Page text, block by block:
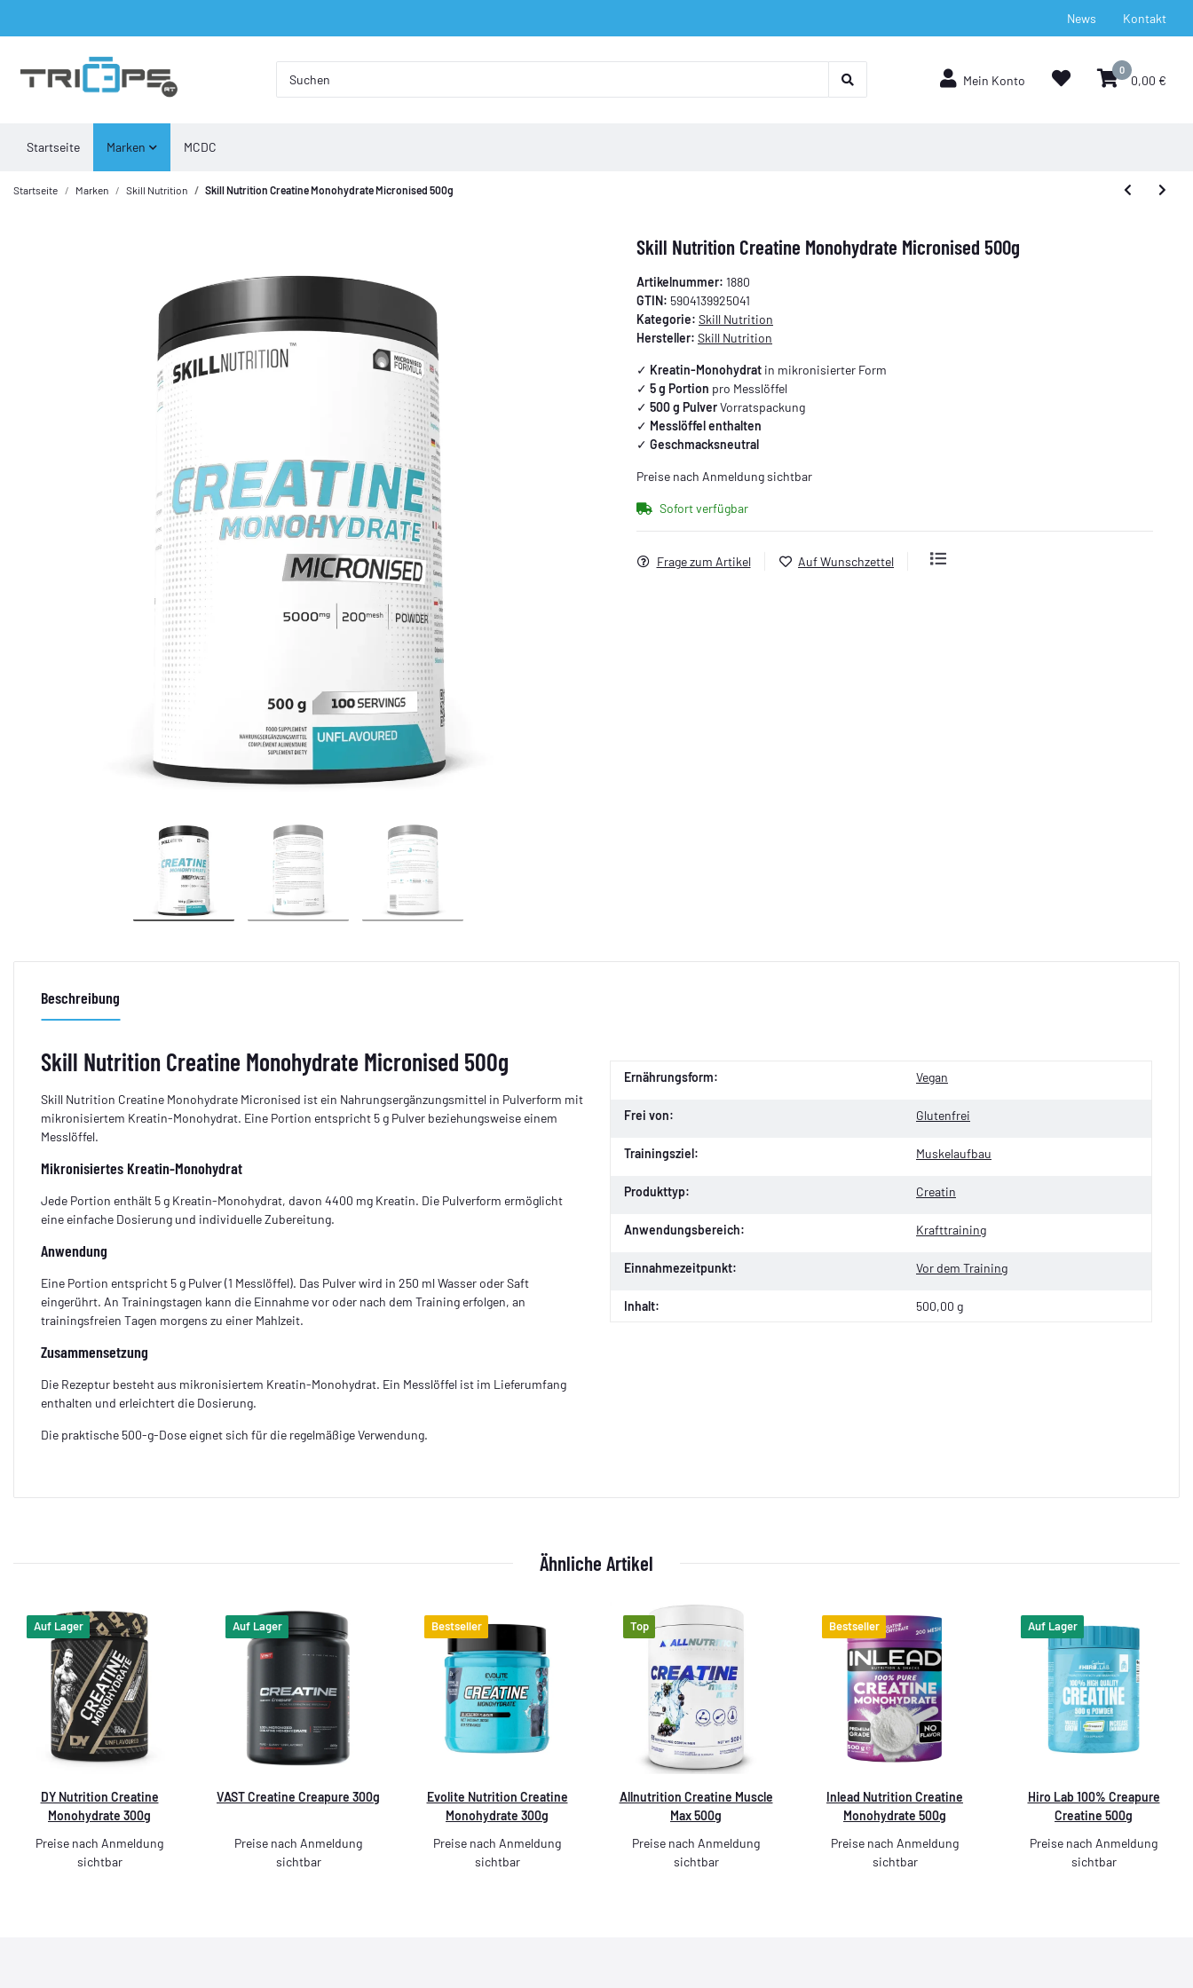
News Kontakt
Mein Konto
0
0,00 €
Marken MCDC
Startseite
Startseite Marken Skill Nutrition Skill Nutrition Creatine Monohydrate Micronised 500g
Skill Nutrition Creatine Monohydrate Micronised 500g
Artikelnummer: 1880
GTIN: 5904139925041
Kategorie: Skill Nutrition
Hersteller: Skill Nutrition
✓ Kreatin-Monohydrat in mikronisierter Form
✓ 5 g Portion pro Messlöffel
✓ 500 g PulverVorratspackung
✓ Messlöffel enthalten
✓ Geschmacksneutral
Preise nach Anmeldung sichtbar
Sofort verfügbar
Frage zum Artikel Auf Wunschzettel
Beschreibung
Skill Nutrition Creatine Monohydrate Micronised 500g
Skill Nutrition Creatine Monohydrate Micronised ist ein Nahrungsergänzungsmittel in Pulverform mit
mikronisiertem Kreatin-Monohydrat. Eine Portion entspricht 5 g Pulver beziehungsweise einem
Messlöffel.
Mikronisiertes Kreatin-Monohydrat
Jede Portion enthält 5 g Kreatin-Monohydrat, davon 4400 mg Kreatin. Die Pulverform ermöglicht
eine einfache Dosierung und individuelle Zubereitung.
Anwendung
Eine Portion entspricht 5 g Pulver (1 Messlöffel). Das Pulver wird in 250 ml Wasser oder Saft
eingerührt. An Trainingstagen kann die Einnahme vor oder nach dem Training erfolgen, an
trainingsfreien Tagen morgens zu einer Mahlzeit.
Zusammensetzung
Die Rezeptur besteht aus mikronisiertem Kreatin-Monohydrat. Ein Messlöffel ist im Lieferumfang
enthalten und erleichtert die Dosierung.
Die praktische 500-g-Dose eignet sich für die regelmäßige Verwendung.
Ernährungsform: Vegan
Frei von: Glutenfrei
Trainingsziel: Muskelaufbau
Produkttyp: Creatin
Anwendungsbereich: Krafttraining
Einnahmezeitpunkt: Vor dem Training
Inhalt: 500,00 g
Ähnliche Artikel
Auf Lager
DY Nutrition Creatine
Monohydrate 300g
Preise nach Anmeldung
sichtbar
Auf Lager
VAST Creatine Creapure 300g
Preise nach Anmeldung
sichtbar
Bestseller
Evolite Nutrition Creatine
Monohydrate 300g
Preise nach Anmeldung
sichtbar
Top
Allnutrition Creatine Muscle
Max 500g
Preise nach Anmeldung
sichtbar
Bestseller
Inlead Nutrition Creatine
Monohydrate 500g
Preise nach Anmeldung
sichtbar
Auf Lager
Hiro Lab 100% Creapure
Creatine 500g
Preise nach Anmeldung
sichtbar